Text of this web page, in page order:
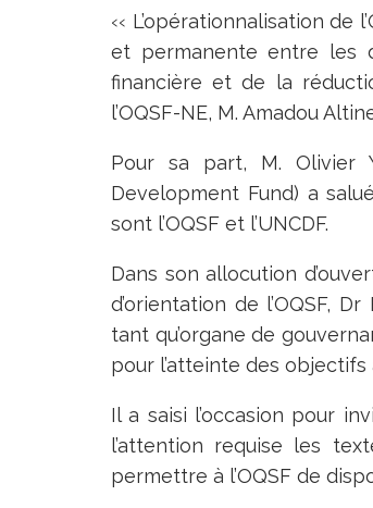
‹‹ L’opérationnalisation
et permanente entre les
financière et de la
l’OQSF-NE, M. Amadou
Pour sa part, M. Olivier
Development Fund) a
sont l’OQSF et l’UNCDF.
Dans son allocution
d’orientation de l’OQSF,
tant qu’organe de
pour l’atteinte des objectifs
Il a saisi l’occasion pour
l’attention requise les
permettre à l’OQSF de